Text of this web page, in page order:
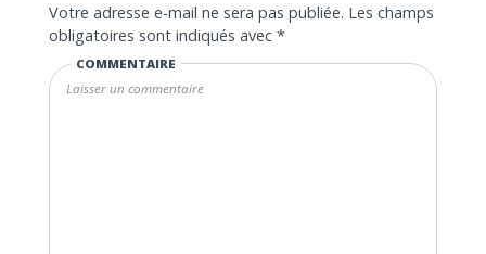
Votre adresse e-mail ne sera pas publiée. Les champs
obligatoires sont indiqués avec *
COMMENTAIRE